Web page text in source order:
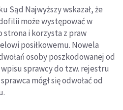
Sąd Najwyższy wskazał, że
może występować w
i korzysta z praw
posiłkowemu. Nowela
osoby poszkodowanej od
sprawcy do tzw. rejestru
mógł się odwołać od